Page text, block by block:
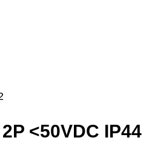
<50VDC IP44